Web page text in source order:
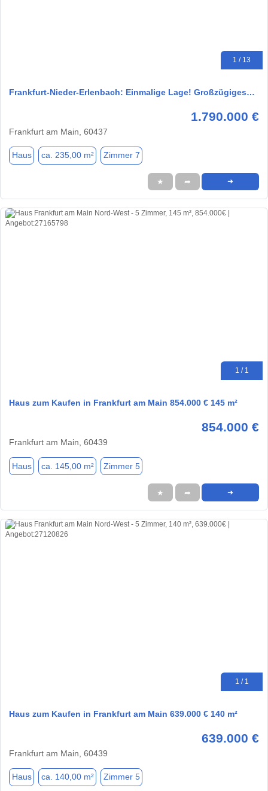
1 / 13
Frankfurt-Nieder-Erlenbach: Einmalige Lage! Großzügiges…
1.790.000 €
Frankfurt am Main, 60437
Haus ca. 235,00 m² Zimmer 7
★ ➦ ➜
1 / 1
Haus zum Kaufen in Frankfurt am Main 854.000 € 145 m²
854.000 €
Frankfurt am Main, 60439
Haus ca. 145,00 m² Zimmer 5
★ ➦ ➜
1 / 1
Haus zum Kaufen in Frankfurt am Main 639.000 € 140 m²
639.000 €
Frankfurt am Main, 60439
Haus ca. 140,00 m² Zimmer 5